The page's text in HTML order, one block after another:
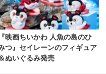
『映画ちいかわ 人魚の島のひ
つ』セイレーンのフィギュア
＆ぬいぐるみ発売